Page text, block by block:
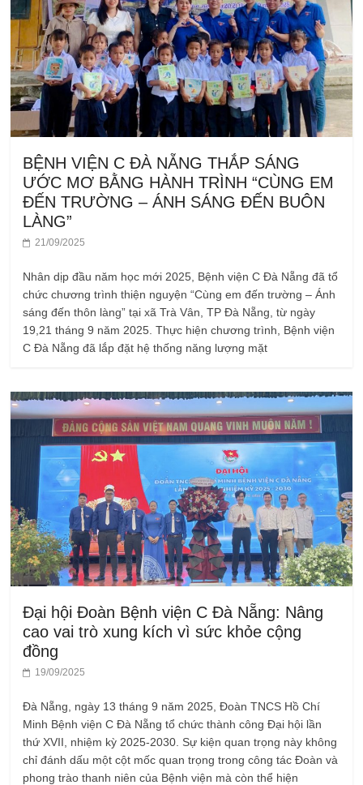
BỆNH VIỆN C ĐÀ NẴNG THẮP SÁNG
ƯỚC MƠ BẰNG HÀNH TRÌNH “CÙNG EM
ĐẾN TRƯỜNG – ÁNH SÁNG ĐẾN BUÔN
LÀNG”
21/09/2025
Nhân dịp đầu năm học mới 2025, Bệnh viện C Đà Nẵng đã tổ
chức chương trình thiện nguyện “Cùng em đến trường – Ánh
sáng đến thôn làng” tại xã Trà Vân, TP Đà Nẵng, từ ngày
19,21 tháng 9 năm 2025. Thực hiện chương trình, Bệnh viện
C Đà Nẵng đã lắp đặt hệ thống năng lượng mặt
Đại hội Đoàn Bệnh viện C Đà Nẵng: Nâng
cao vai trò xung kích vì sức khỏe cộng
đồng
19/09/2025
Đà Nẵng, ngày 13 tháng 9 năm 2025, Đoàn TNCS Hồ Chí
Minh Bệnh viện C Đà Nẵng tổ chức thành công Đại hội lần
thứ XVII, nhiệm kỳ 2025-2030. Sự kiện quan trọng này không
chỉ đánh dấu một cột mốc quan trọng trong công tác Đoàn và
phong trào thanh niên của Bệnh viện mà còn thể hiện